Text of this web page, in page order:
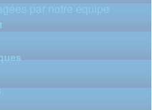
par notre équipe